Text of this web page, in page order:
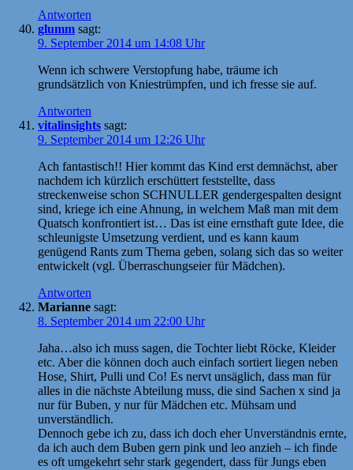
Antworten
glumm sagt:
9. September 2014 um 14:08 Uhr
Wenn ich schwere Verstopfung habe, träume ich
grundsätzlich von Kniestrümpfen, und ich fresse sie auf.
Antworten
vitalinsights sagt:
9. September 2014 um 12:26 Uhr
Ach fantastisch!! Hier kommt das Kind erst demnächst, aber
nachdem ich kürzlich erschüttert feststellte, dass
streckenweise schon SCHNULLER gendergespalten designt
sind, kriege ich eine Ahnung, in welchem Maß man mit dem
Quatsch konfrontiert ist… Das ist eine ernsthaft gute Idee, die
schleunigste Umsetzung verdient, und es kann kaum
genügend Rants zum Thema geben, solang sich das so weiter
entwickelt (vgl. Überraschungseier für Mädchen).
Antworten
Marianne sagt:
8. September 2014 um 22:00 Uhr
Jaha…also ich muss sagen, die Tochter liebt Röcke, Kleider
etc. Aber die können doch auch einfach sortiert liegen neben
Hose, Shirt, Pulli und Co! Es nervt unsäglich, dass man für
alles in die nächste Abteilung muss, die sind Sachen x sind ja
nur für Buben, y nur für Mädchen etc. Mühsam und
unverständlich.
Dennoch gebe ich zu, dass ich doch eher Unverständnis ernte,
da ich auch dem Buben gern pink und leo anzieh – ich finde
es oft umgekehrt sehr stark gegendert, dass für Jungs eben